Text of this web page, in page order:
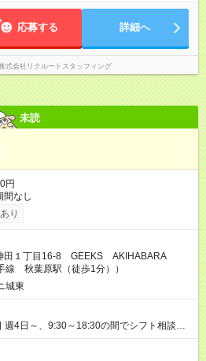
応募する 詳細へ
式会社リクルートスタッフィング
未読
円
間なし
り
田１丁目16-8 GEEKS AKIHABARA
線 秋葉原駅（徒歩1分））
城東
週4日～、9:30～18:30の間でシフト相談
。 ガッツリ働きたい方も、時間を調整し